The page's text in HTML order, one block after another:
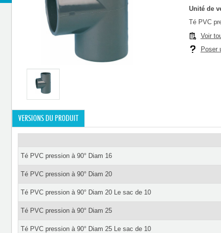
Unité de
Té PVC
Voir
Poser
VERSIONS DU PRODUIT
Té PVC pression à 90° Diam 16
Té PVC pression à 90° Diam 20
Té PVC pression à 90° Diam 20 Le sac de 10
Té PVC pression à 90° Diam 25
Té PVC pression à 90° Diam 25 Le sac de 10